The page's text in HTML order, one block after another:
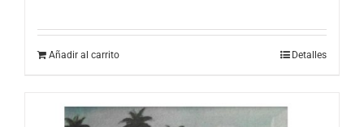
Añadir al carrito Detalles